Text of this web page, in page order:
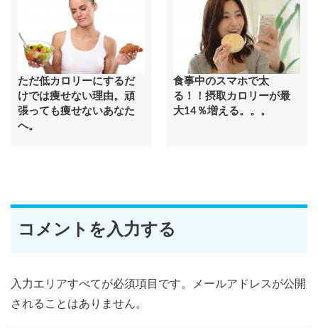
ただ低カロリーにするだ
けでは痩せない理由。頑
張っても痩せないあなた
へ。
食事中のスマホで太
る！！摂取カロリーが最
大14％増える。。。
コメントを入力する
入力エリアすべてが必須項目です。メールアドレスが公開
されることはありません。